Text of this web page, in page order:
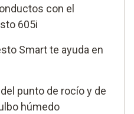
con el
605i
Smart te ayuda en
punto de rocío y de
húmedo